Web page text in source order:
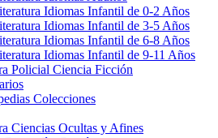
Idiomas Infantil de 0-2 Años
Idiomas Infantil de 3-5 Años
Idiomas Infantil de 6-8 Años
Idiomas Infantil de 9-11 Años
Policial Ciencia Ficción
Colecciones
Ciencias Ocultas y Afines